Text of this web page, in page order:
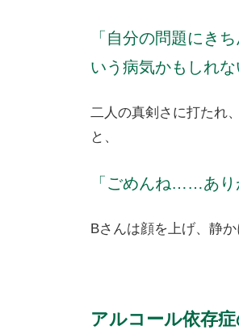
「自分の問題にき
いう病気かもしれ
二人の真剣さに打たれ
と、
「ごめんね……あ
Bさんは顔を上げ、静か
アルコール依存